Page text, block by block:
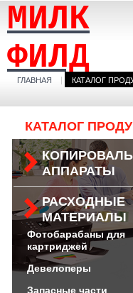
МИЛК
ФИЛД
ГЛАВНАЯ КАТАЛОГ
КАТАЛОГ
АППАРАТЫ
РАСХОДНЫЕ
МАТЕРИАЛЫ
Фотобарабаны для
картриджей
Девелоперы
Запасные части